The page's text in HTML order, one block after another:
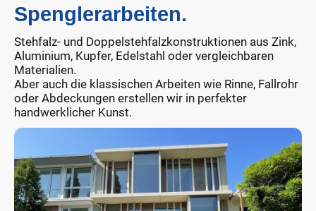
Spenglerarbeiten.
Stehfalz- und Doppelstehfalzkonstruktionen aus Zink,
Aluminium, Kupfer, Edelstahl oder vergleichbaren
Materialien.
Aber auch die klassischen Arbeiten wie Rinne, Fallrohr
oder Abdeckungen erstellen wir in perfekter
handwerklicher Kunst.